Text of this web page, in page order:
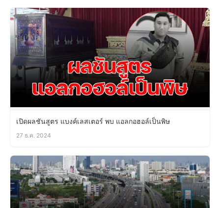
เปิดผลชันสูตร แบงค์เลสเตอร์ พบ แอลกอฮอล์เป็นพิษ
27 ธ.ค. 2024